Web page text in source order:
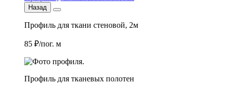
Назад
Профиль для ткани стеновой, 2м
85 ₽/пог. м
Профиль для тканевых полотен